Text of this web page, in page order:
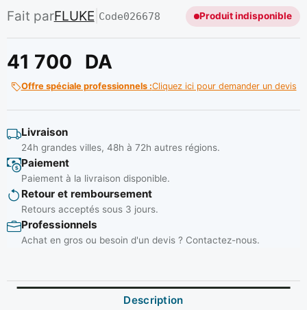
Fait parFLUKE| Code026678 Produit indisponible
41 700 DA
Offre spéciale professionnels :Cliquez ici pour demander un devis
Livraison
24h grandes villes, 48h à 72h autres régions.
Paiement
Paiement à la livraison disponible.
Retour et remboursement
Retours acceptés sous 3 jours.
Professionnels
Achat en gros ou besoin d'un devis ? Contactez-nous.
Description